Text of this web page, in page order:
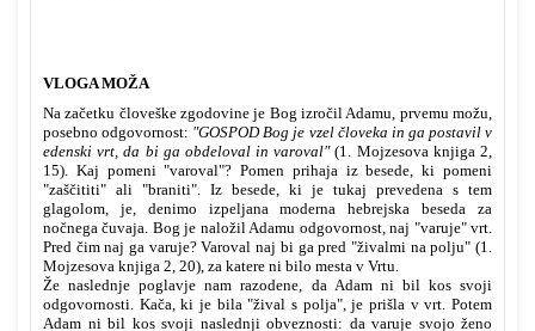
VLOGA MOŽA
Na začetku človeške zgodovine je Bog izročil Adamu, prvemu možu,
posebno odgovornost: "GOSPOD Bog je vzel človeka in ga postavil v
edenski vrt, da bi ga obdeloval in varoval"(1. Mojzesova knjiga 2,
15). Kaj pomeni "varoval"? Pomen prihaja iz besede, ki pomeni
"zaščititi" ali "braniti". Iz besede, ki je tukaj prevedena s tem
glagolom, je, denimo izpeljana moderna hebrejska beseda za
nočnega čuvaja. Bog je naložil Adamu odgovornost, naj "varuje" vrt.
Pred čim naj ga varuje? Varoval naj bi ga pred "živalmi na polju" (1.
Mojzesova knjiga 2, 20), za katere ni bilo mesta v Vrtu.
Že naslednje poglavje nam razodene, da Adam ni bil kos svoji
odgovornosti. Kača, ki je bila "žival s polja", je prišla v vrt. Potem
Adam ni bil kos svoji naslednji obveznosti: da varuje svojo ženo